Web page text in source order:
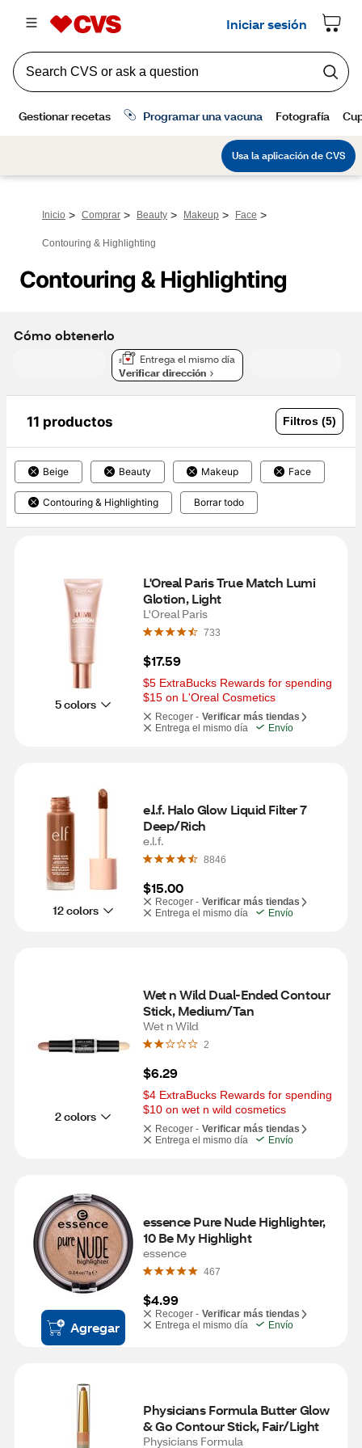
Inicio > Comprar > Beauty > Makeup > Face >
Contouring & Highlighting
Contouring & Highlighting
Cómo obtenerlo
Entrega el mismo día
Verificar dirección
11 productos Filtros (5)
Beige Beauty Makeup Face
Contouring & Highlighting Borrar todo
5 colors
L'Oreal Paris True Match Lumi
Glotion, Light
L'Oreal Paris
733
$17.59
$5 ExtraBucks Rewards for spending
$15 on L'Oreal Cosmetics
Recoger - Verificar más tiendas
Entrega el mismo día
Envío
12 colors
e.l.f. Halo Glow Liquid Filter 7
Deep/Rich
e.l.f.
8846
$15.00
Recoger - Verificar más tiendas
Entrega el mismo día
Envío
2 colors
Wet n Wild Dual-Ended Contour
Stick, Medium/Tan
Wet n Wild
2
$6.29
$4 ExtraBucks Rewards for spending
$10 on wet n wild cosmetics
Recoger - Verificar más tiendas
Entrega el mismo día
Envío
Agregar
essence Pure Nude Highlighter,
10 Be My Highlight
essence
467
$4.99
Recoger - Verificar más tiendas
Entrega el mismo día
Envío
Physicians Formula Butter Glow
& Go Contour Stick, Fair/Light
Physicians Formula